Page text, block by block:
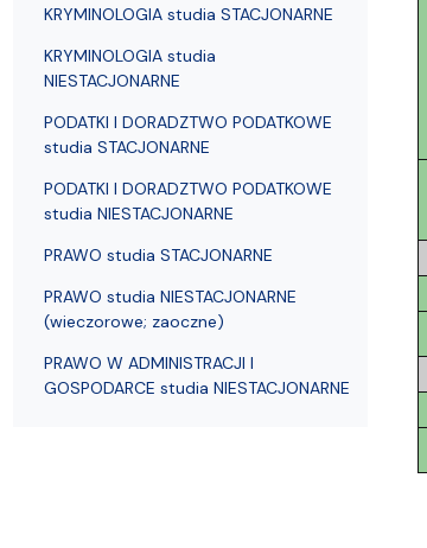
KRYMINOLOGIA studia STACJONARNE
KRYMINOLOGIA studia
NIESTACJONARNE
PODATKI I DORADZTWO PODATKOWE
studia STACJONARNE
PODATKI I DORADZTWO PODATKOWE
studia NIESTACJONARNE
PRAWO studia STACJONARNE
PRAWO studia NIESTACJONARNE
(wieczorowe; zaoczne)
PRAWO W ADMINISTRACJI I
GOSPODARCE studia NIESTACJONARNE